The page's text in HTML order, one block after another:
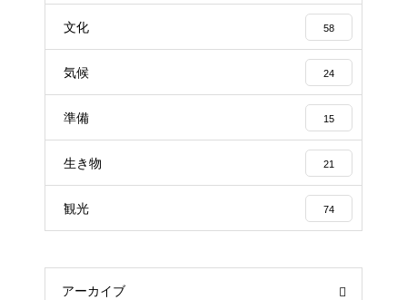
文化 58
気候 24
準備 15
生き物 21
観光 74
アーカイブ